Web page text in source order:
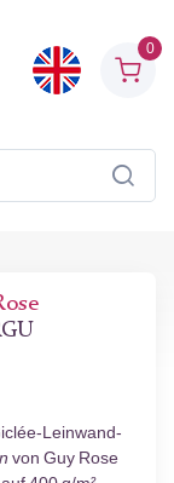
0
Leinwand-
von Guy Rose